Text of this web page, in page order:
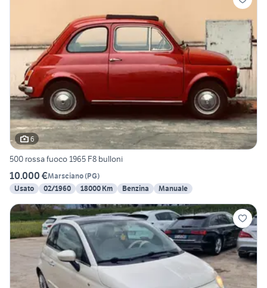
6
500 rossa fuoco 1965 F8 bulloni
10.000 €Marsciano(PG)
Usato
02/1960 18000 Km Benzina Manuale